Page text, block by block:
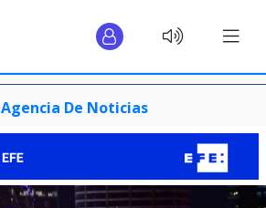
Agencia De Noticias